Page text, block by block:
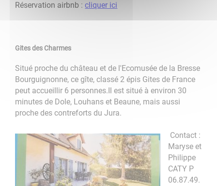
Réservation airbnb :cliquer ici
Gites des Charmes
Situé proche du château et de l'Ecomusée de la Bresse
Bourguignonne, ce gîte, classé 2 épis Gites de France
peut accueillir 6 personnes.Il est situé à environ 30
minutes de Dole, Louhans et Beaune, mais aussi
proche des contreforts du Jura.
Contact :
Maryse et
Philippe
CATY P
06.87.49.